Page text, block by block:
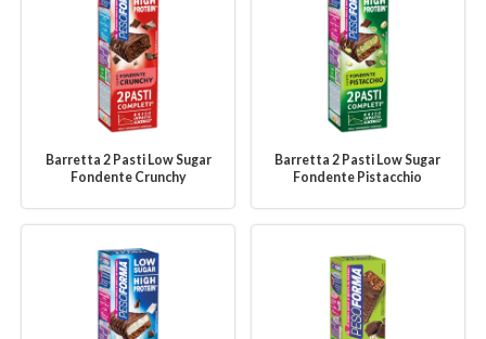
Barretta 2 Pasti Low Sugar
Fondente Crunchy
Barretta 2 Pasti Low Sugar
Fondente Pistacchio